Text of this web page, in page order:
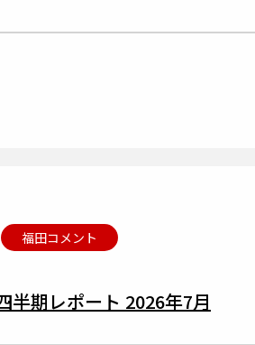
福田コメント
半期レポート 2026年7月